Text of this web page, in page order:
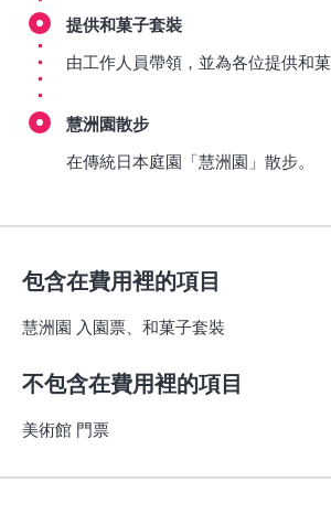
提供和菓子套裝
由工作人員帶領，並為各位提供和菓
慧洲園散步
在傳統日本庭園「慧洲園」散步。
包含在費用裡的項目
慧洲園 入園票、和菓子套裝
不包含在費用裡的項目
美術館 門票